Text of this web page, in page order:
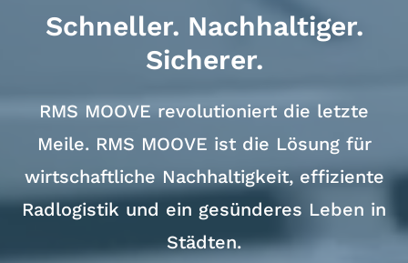
Schneller. Nachhaltiger.
Sicherer.
RMS MOOVE revolutioniert die letzte
Meile. RMS MOOVE ist die Lösung für
wirtschaftliche Nachhaltigkeit, effiziente
Radlogistik und ein gesünderes Leben in
Städten.